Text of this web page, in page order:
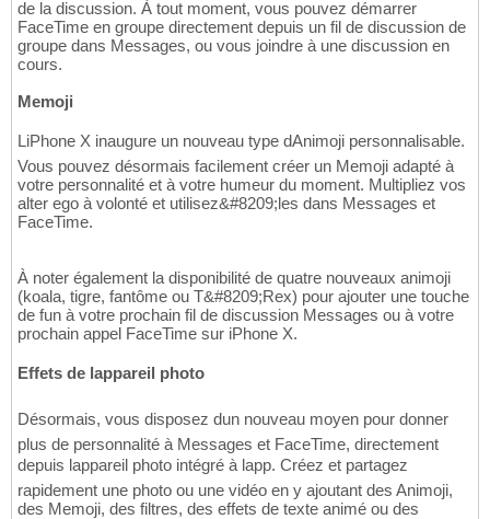
de la discussion. À tout moment, vous pouvez démarrer
FaceTime en groupe directement depuis un fil de discussion de
groupe dans Messages, ou vous joindre à une discussion en
cours.
Memoji
LiPhone X inaugure un nouveau type dAnimoji personnalisable.
Vous pouvez désormais facilement créer un Memoji adapté à
votre personnalité et à votre humeur du moment. Multipliez vos
alter ego à volonté et utilisez&#8209;les dans Messages et
FaceTime.
À noter également la disponibilité de quatre nouveaux animoji
(koala, tigre, fantôme ou T&#8209;Rex) pour ajouter une touche
de fun à votre prochain fil de discussion Messages ou à votre
prochain appel FaceTime sur iPhone X.
Effets de lappareil photo
Désormais, vous disposez dun nouveau moyen pour donner
plus de personnalité à Messages et FaceTime, directement
depuis lappareil photo intégré à lapp. Créez et partagez
rapidement une photo ou une vidéo en y ajoutant des Animoji,
des Memoji, des filtres, des effets de texte animé ou des